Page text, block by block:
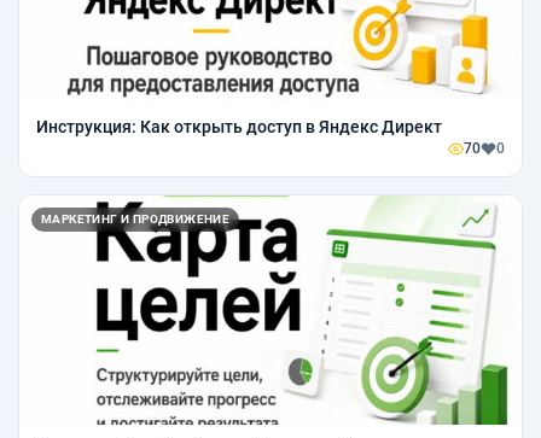
Инструкция: Как открыть доступ в Яндекс Директ
70 0
МАРКЕТИНГ И ПРОДВИЖЕНИЕ